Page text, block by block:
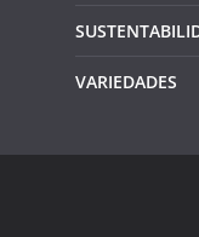
VARIEDADES